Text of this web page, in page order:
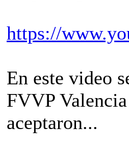
https://
En este video
FVVP
aceptaron...